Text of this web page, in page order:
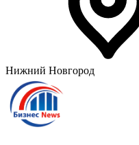
Нижний Новгород